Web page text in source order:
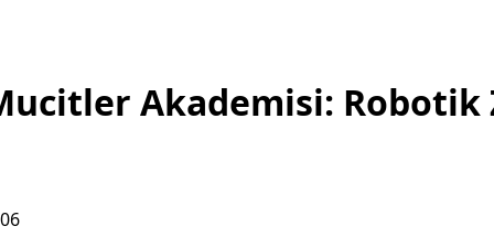
Akademisi: Robotik